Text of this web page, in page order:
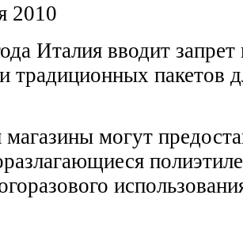
2010
Италия вводит запрет
традиционных пакетов
могут